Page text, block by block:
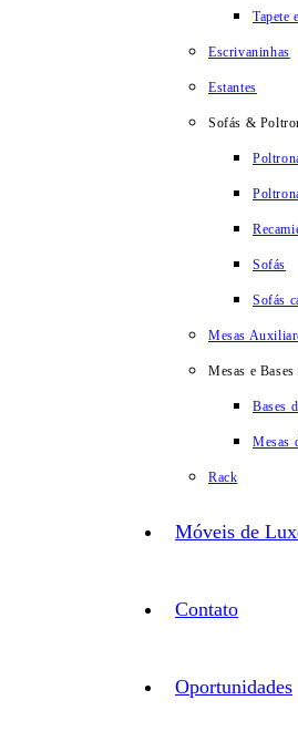
Tapete
Escrivaninhas
Estantes
Sofás &
Sofás
Sofás
Mesas
Mesas e Bases
Bases
Mesas
Rack
Móveis de
Contato
Oportunidades